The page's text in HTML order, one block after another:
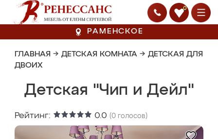
0
РАМЕНСКОЕ
ГЛАВНАЯ → ДЕТСКАЯ КОМНАТА → ДЕТСКАЯ ДЛЯ
ДВОИХ
Детская "Чип и Дейл"
Рейтинг: 0.0 (0 голосов)